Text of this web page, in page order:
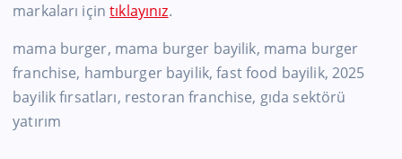
markaları içintıklayınız.
mama burger, mama burger bayilik, mama burger
franchise, hamburger bayilik, fast food bayilik, 2025
bayilik fırsatları, restoran franchise, gıda sektörü
yatırım